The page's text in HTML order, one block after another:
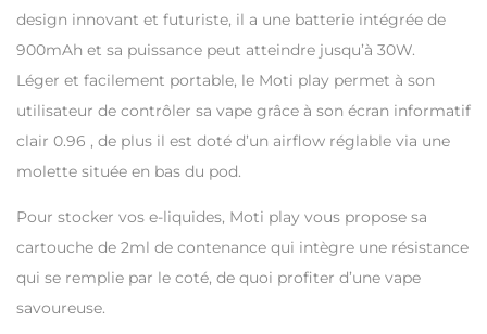
design innovant et futuriste, il a une batterie intégrée de
900mAh et sa puissance peut atteindre jusqu’à 30W.
Léger et facilement portable, le Moti play permet à son
utilisateur de contrôler sa vape grâce à son écran informatif
clair 0.96 , de plus il est doté d’un airflow réglable via une
molette située en bas du pod.
Pour stocker vos e-liquides, Moti play vous propose sa
cartouche de 2ml de contenance qui intègre une résistance
qui se remplie par le coté, de quoi profiter d’une vape
savoureuse.